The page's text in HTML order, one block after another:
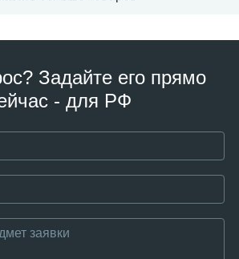
Задайте его прямо
- для РФ